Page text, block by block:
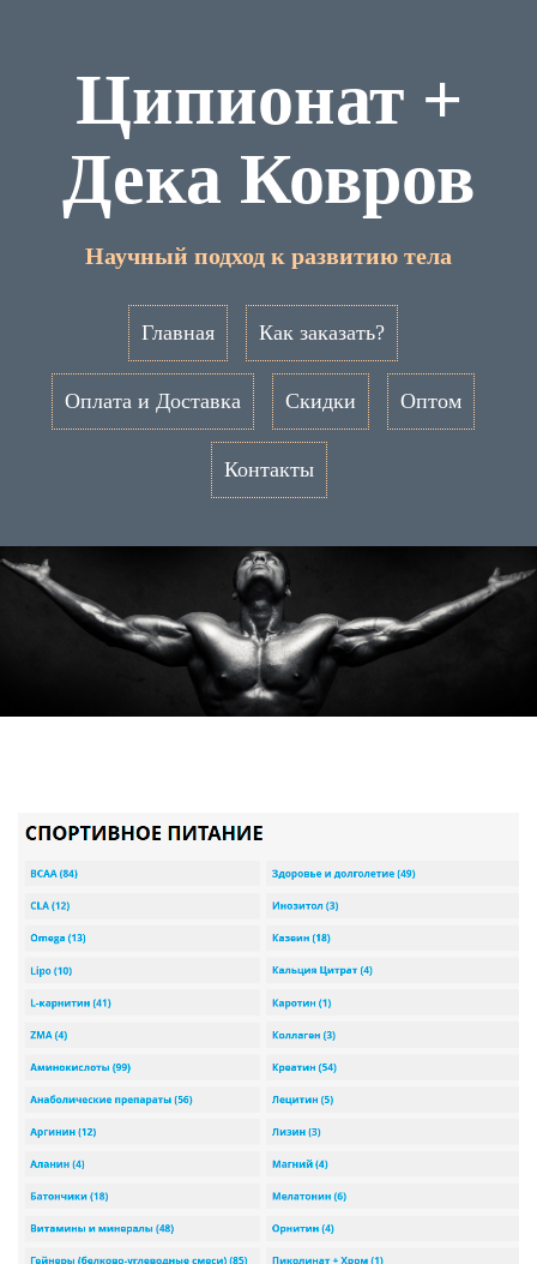
Ципионат +
Дека Ковров
Научный подход к развитию тела
Главная Как заказать?
Оплата и Доставка Скидки Оптом
Контакты